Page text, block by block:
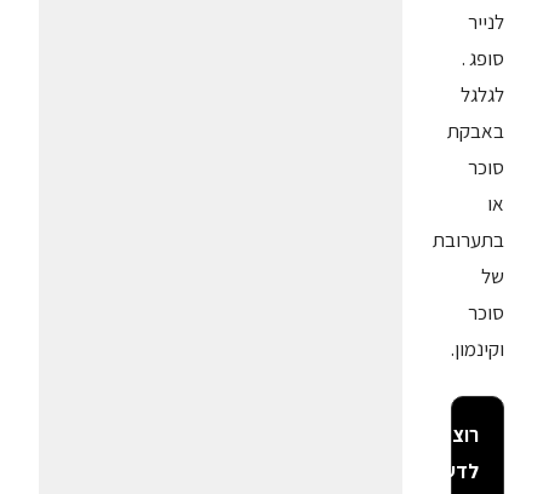
לנייר
סופג .
לגלגל
באבקת
סוכר
או
בתערובת
של
סוכר
וקינמון.
רוצה
לדעת